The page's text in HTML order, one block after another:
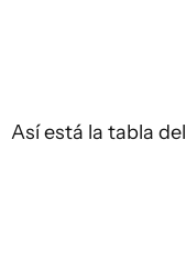
Así está la tabla del